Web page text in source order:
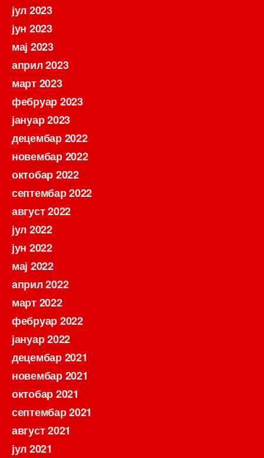
јул 2023
јун 2023
мај 2023
април 2023
март 2023
фебруар 2023
јануар 2023
децембар 2022
новембар 2022
октобар 2022
септембар 2022
август 2022
јул 2022
јун 2022
мај 2022
април 2022
март 2022
фебруар 2022
јануар 2022
децембар 2021
новембар 2021
октобар 2021
септембар 2021
август 2021
јул 2021